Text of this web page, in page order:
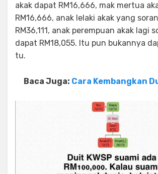
akak dapat RM16,666, mak mertua
RM16,666, anak lelaki akak yang
RM36,111, anak perempuan akak lagi
dapat RM18,055. Itu pun bukannya
tu.
Baca Juga: Cara Kembangkan